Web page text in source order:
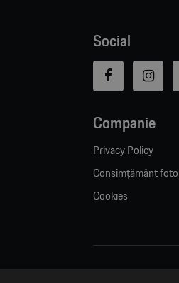
Social
Companie
Privacy Policy
Consimțământ
Cookies